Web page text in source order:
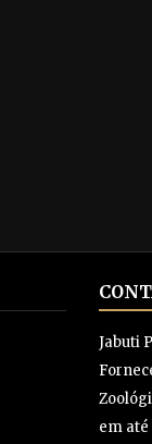
Jabuti
em até